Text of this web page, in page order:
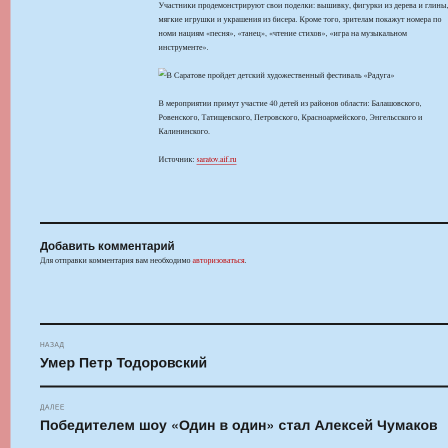
Участники продемонстрируют свои поделки: вышивку, фигурки из дерева и глины,
мягкие игрушки и украшения из бисера. Кроме того, зрителам покажут номера по
номи нациям «песня», «танец», «чтение стихов», «игра на музыкальном
инструменте».
В мероприятии примут участие 40 детей из районов области: Балашовского,
Ровенского, Татищевского, Петровского, Красноармейского, Энгельсского и
Калининского.
Источник: saratov.aif.ru
Добавить комментарий
Для отправки комментария вам необходимоавторизоваться.
по
НАЗАД
Предыдущая
Умер Петр Тодоровский
ДАЛЕЕ
Следующая
Победителем шоу «Один в один» стал Алексей Чумаков